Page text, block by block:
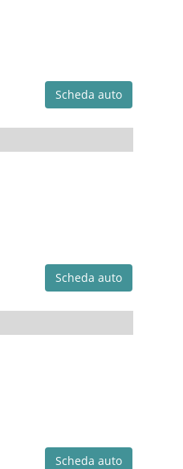
Scheda auto
Scheda auto
Scheda auto